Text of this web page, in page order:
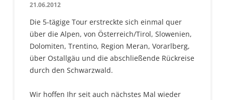
21.06.2012
Die 5-tägige Tour erstreckte sich einmal quer
über die Alpen, von Österreich/Tirol, Slowenien,
Dolomiten, Trentino, Region Meran, Vorarlberg,
über Ostallgäu und die abschließende Rückreise
durch den Schwarzwald.
Wir hoffen Ihr seit auch nächstes Mal wieder